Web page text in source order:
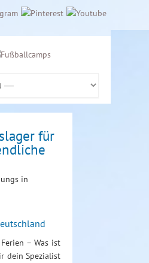
für
– Was ist
dein Spezialist